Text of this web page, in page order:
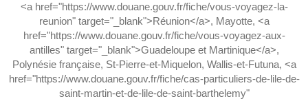
<a href="https://www.douane.gouv.fr/fiche/vous-voyagez-la-
reunion" target="_blank">Réunion</a>, Mayotte, <a
href="https://www.douane.gouv.fr/fiche/vous-voyagez-aux-
antilles" target="_blank">Guadeloupe et Martinique</a>,
Polynésie française, St-Pierre-et-Miquelon, Wallis-et-Futuna, <a
href="https://www.douane.gouv.fr/fiche/cas-particuliers-de-lile-de-
saint-martin-et-de-lile-de-saint-barthelemy"